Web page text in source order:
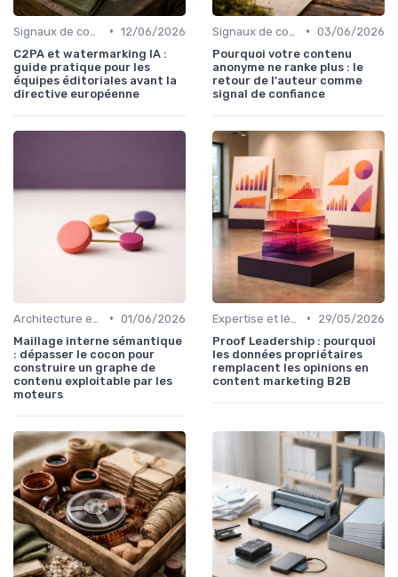
• 12/06/2026
C2PA et watermarking IA :
guide pratique pour les
équipes éditoriales avant la
directive européenne
• 03/06/2026
Pourquoi votre contenu
anonyme ne ranke plus : le
retour de l'auteur comme
signal de confiance
• 01/06/2026
Maillage interne sémantique
: dépasser le cocon pour
construire un graphe de
contenu exploitable par les
moteurs
•
29/05/2026
Proof Leadership : pourquoi
les données propriétaires
remplacent les opinions en
content marketing B2B